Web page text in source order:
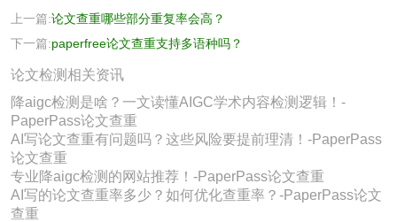
上一篇:论文查重哪些部分重复率会高？
下一篇:paperfree论文查重支持多语种吗？
论文检测相关资讯
降aigc检测是啥？一文读懂AIGC学术内容检测逻辑！-
PaperPass论文查重
AI写论文查重有问题吗？这些风险要提前理清！-PaperPass
论文查重
专业降aigc检测的网站推荐！-PaperPass论文查重
AI写的论文查重率多少？如何优化查重率？-PaperPass论文
查重